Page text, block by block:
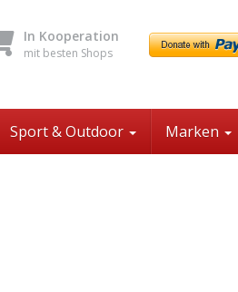
In Kooperation
mit besten Shops
Sport & Outdoor Marken